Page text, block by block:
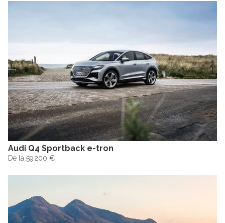
Audi Q4 Sportback e-tron
De la 59.200 €